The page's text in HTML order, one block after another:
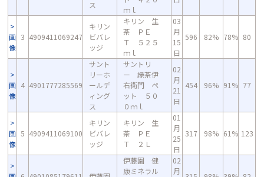
ス
ｍｌ
画
像
3 4909411069247
キリン
ビバレ
ッジ
キリン 生
茶 ＰＥ
Ｔ ５２５
ｍｌ
03
月
15
日
596 82% 78% 80
画
像
4 4901777285569
サント
リーホ
ールデ
ィング
ス
サントリ
ー 緑茶伊
右衛門 ペ
ット ５０
０ｍｌ
02
月
21
日
454 96% 91% 77
画
像
5 4909411069100
キリン
ビバレ
ッジ
キリン 生
茶 ＰＥ
Ｔ ２Ｌ
01
月
25
日
317 98% 61% 123
伊藤園 健
康ミネラル
02
月